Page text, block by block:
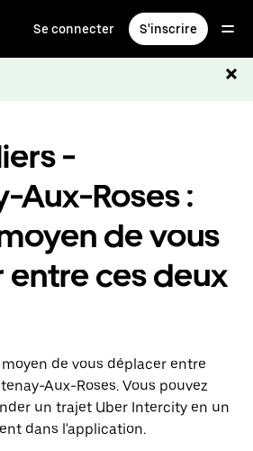
Se connecter S'inscrire
-
Aux-Roses :
de vous
ces deux
de vous déplacer entre
Aux-Roses. Vous pouvez
un trajet Uber Intercity en un
dans l'application.